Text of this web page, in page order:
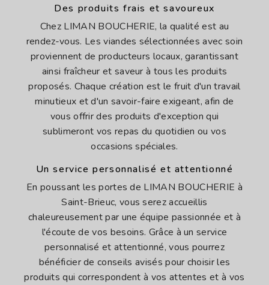
Des produits frais et savoureux
Chez LIMAN BOUCHERIE, la qualité est au
rendez-vous. Les viandes sélectionnées avec soin
proviennent de producteurs locaux, garantissant
ainsi fraîcheur et saveur à tous les produits
proposés. Chaque création est le fruit d'un travail
minutieux et d'un savoir-faire exigeant, afin de
vous offrir des produits d'exception qui
sublimeront vos repas du quotidien ou vos
occasions spéciales.
Un service personnalisé et attentionné
En poussant les portes de LIMAN BOUCHERIE à
Saint-Brieuc, vous serez accueillis
chaleureusement par une équipe passionnée et à
l'écoute de vos besoins. Grâce à un service
personnalisé et attentionné, vous pourrez
bénéficier de conseils avisés pour choisir les
produits qui correspondent à vos attentes et à vos